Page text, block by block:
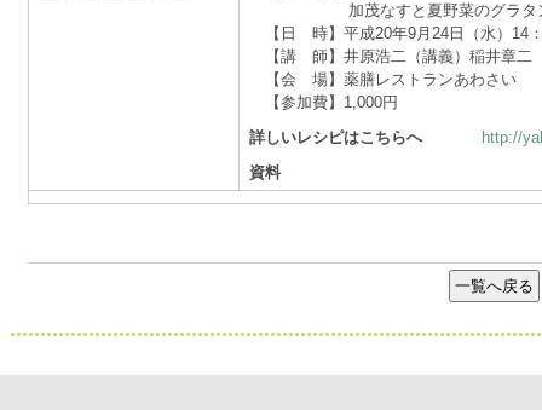
加茂なすと夏野菜のグラタン、
【日 時】平成20年9月24日（水）14
【講 師】井原浩二（講義）稲井章二
【会 場】薬膳レストランあわさい
【参加費】1,000円
詳しいレシピはこちらへ
http://
資料